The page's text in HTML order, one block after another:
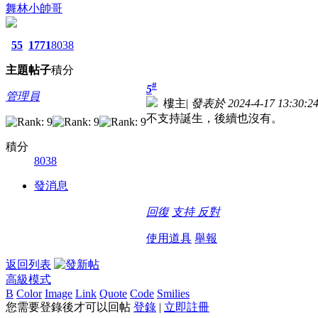
舞林小帥哥
55
主題
1771
帖子
8038
積分
管理員
積分
8038
發消息
5#
樓主| 發表於 2024-4-17 13:30:24
不支持誕生，後續也沒有。
回復 支持 反對
使用道具 舉報
返回列表
高級模式
B Color Image Link Quote Code Smilies
您需要登錄後才可以回帖 登錄 | 立即註冊